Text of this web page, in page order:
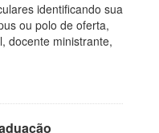
identificando sua
ou polo de oferta,
docente ministrante,